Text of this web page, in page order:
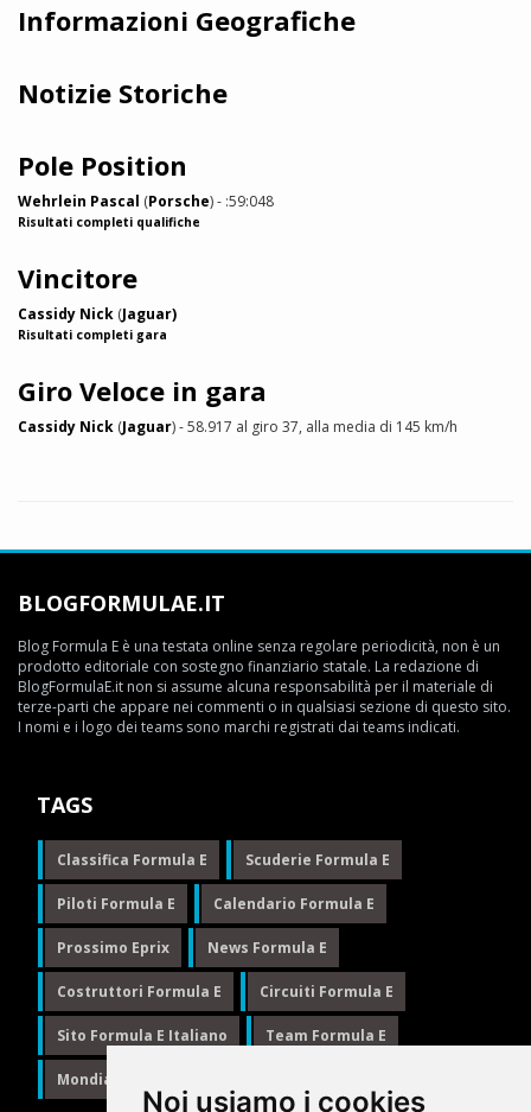
Noi usiamo i cookies
Informazioni Geografiche
Notizie Storiche
Pole Position
Wehrlein Pascal (Porsche) - :59:048
Risultati completi qualifiche
Vincitore
Cassidy Nick (Jaguar)
Risultati completi gara
Giro Veloce in gara
Cassidy Nick (Jaguar) - 58.917 al giro 37, alla media di 145 km/h
BLOGFORMULAE.IT
Blog Formula E è una testata online senza regolare periodicità, non è un
prodotto editoriale con sostegno finanziario statale. La redazione di
BlogFormulaE.it non si assume alcuna responsabilità per il materiale di
terze-parti che appare nei commenti o in qualsiasi sezione di questo sito.
I nomi e i logo dei teams sono marchi registrati dai teams indicati.
TAGS
Classifica Formula E Scuderie Formula E
Piloti Formula E Calendario Formula E
Prossimo Eprix News Formula E
Costruttori Formula E Circuiti Formula E
Sito Formula E Italiano Team Formula E
Mondiale Formula E